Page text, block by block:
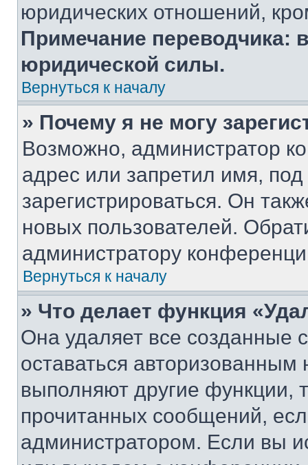
юридических отношений,
Примечание переводчика:
юридической силы.
Вернуться к началу
» Почему я не могу
Возможно, администратор
адрес или запретил имя,
зарегистрироваться. Он
новых пользователей.
администратору
Вернуться к началу
» Что делает функция
Она удаляет все созданные
оставаться
выполняют другие функции,
прочитанных сообщений,
администратором. Если вы